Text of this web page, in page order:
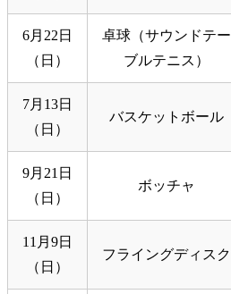
6月22日
（日）
卓球（サウンドテー
ブルテニス）
7月13日
（日）
バスケットボール
9月21日
（日）
ボッチャ
11月9日
（日）
フライングディスク